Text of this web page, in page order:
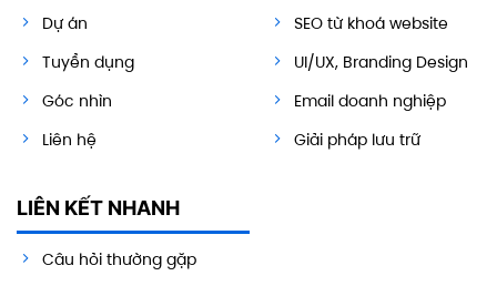
Dự án
Tuyển dụng
Góc nhìn
Liên hệ
SEO từ khoá website
UI/UX, Branding Design
Email doanh nghiệp
Giải pháp lưu trữ
LIÊN KẾT NHANH
Câu hỏi thường gặp